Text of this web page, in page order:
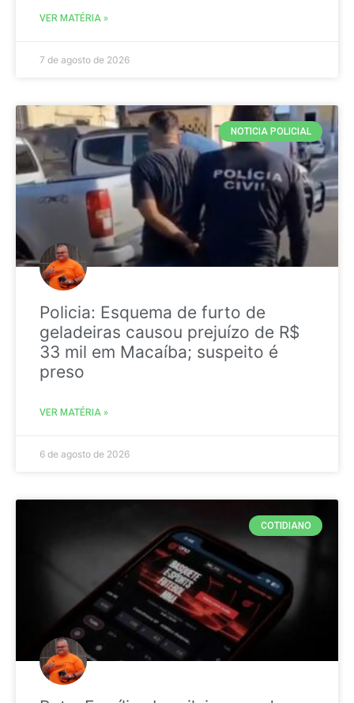
VER MATÉRIA »
7 de agosto de 2026
NOTICIA POLICIAL
Policia: Esquema de furto de
geladeiras causou prejuízo de R$
33 mil em Macaíba; suspeito é
preso
VER MATÉRIA »
6 de agosto de 2026
COTIDIANO